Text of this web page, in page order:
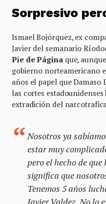
Sorpresivo
Ismael Bojórquez, ex
Javier del semanario
Pie de Páginaque,
gobierno norteamericano
años el papel que Damaso
las cortes
extradición del
Nosotros ya
estar muy
pero el hecho de
significa que
Tenemos 5 años
Javier Valdez. No lo